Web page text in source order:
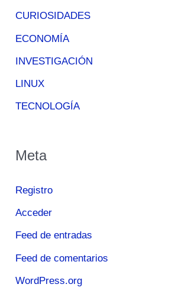
CURIOSIDADES
ECONOMÍA
INVESTIGACIÓN
LINUX
TECNOLOGÍA
Meta
Registro
Acceder
Feed de entradas
Feed de comentarios
WordPress.org